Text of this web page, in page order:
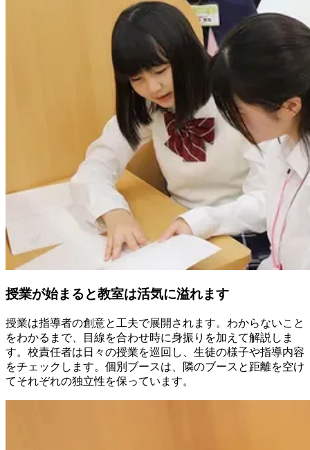
授業が始まると教室は活気に溢れます
授業は指導者の創意と工夫で展開されます。わからないこと
をわかるまで、目線を合わせ時に身振りを加えて解説しま
す。校責任者は日々の授業を巡回し、生徒の様子や指導内容
をチェックします。個別ブースは、隣のブースと距離を空け
てそれぞれの独立性を保っています。